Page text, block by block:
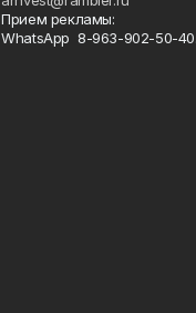
Прием рекламы:
WhatsApp 8-963-902-50-40.